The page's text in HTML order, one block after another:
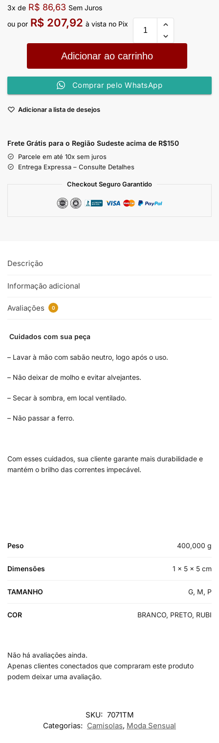
3x de R$ 86,63 Sem Juros
ou por R$ 207,92 à vista no Pix
Adicionar ao carrinho
Comprar pelo WhatsApp
Adicionar a lista de desejos
Frete Grátis para o Região Sudeste acima de R$150
Parcele em até 10x sem juros
Entrega Expressa – Consulte Detalhes
Checkout Seguro Garantido
Descrição
Informação adicional
Avaliações 0
Cuidados com sua peça
– Lavar à mão com sabão neutro, logo após o uso.
– Não deixar de molho e evitar alvejantes.
– Secar à sombra, em local ventilado.
– Não passar a ferro.
Com esses cuidados, sua cliente garante mais durabilidade e
mantém o brilho das correntes impecável.
Peso 400,000 g
Dimensões 1 × 5 × 5 cm
TAMANHO G, M, P
COR BRANCO, PRETO, RUBI
Não há avaliações ainda.
Apenas clientes conectados que compraram este produto
podem deixar uma avaliação.
SKU: 7071TM
Categorias: Camisolas, Moda Sensual